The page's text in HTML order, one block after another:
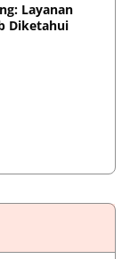
Layanan
Diketahui